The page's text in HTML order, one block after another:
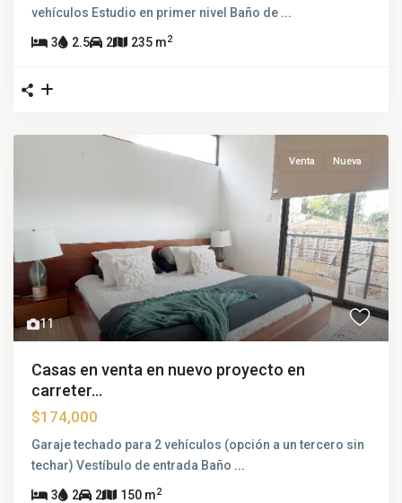
vehículos Estudio en primer nivel Baño de ...
3 2.5 2 235 m2
11
Venta Nueva
Casas en venta en nuevo proyecto en
carreter...
$174,000
Garaje techado para 2 vehículos (opción a un tercero sin
techar) Vestíbulo de entrada Baño ...
3 2 2 150 m2